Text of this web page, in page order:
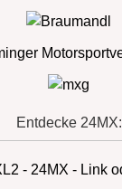
Entdecke 24MX: